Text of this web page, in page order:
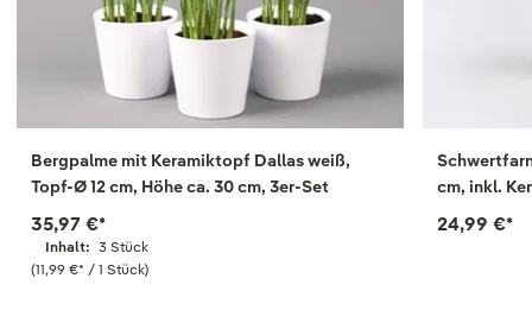
Bergpalme mit Keramiktopf Dallas weiß,
Topf-Ø 12 cm, Höhe ca. 30 cm, 3er-Set
Inhalt: 3 Stück
(11,99 €* / 1 Stück)
35,97 €*
cm, inkl.
24,99 €*